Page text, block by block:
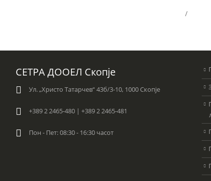
/
СЕТРА ДООЕЛ Скопје
Ул. „Христо Татарчев“ 43б/3-10, 1000 Скопје
+389 2 2465-480 | +389 2 2465-481
Пон - Пет: 08:30 - 16:30 часот